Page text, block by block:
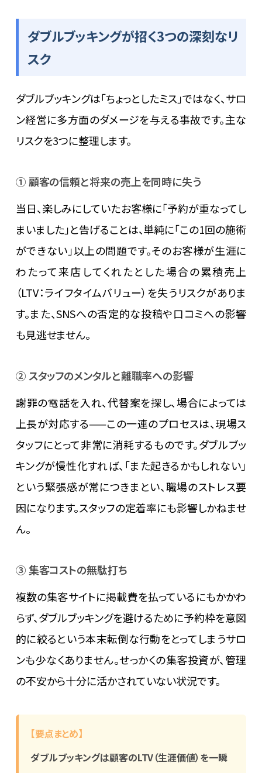
ダブルブッキングが招く3つの深刻なリ
スク
ダブルブッキングは「ちょっとしたミス」ではなく、サロ
ン経営に多方面のダメージを与える事故です。主な
リスクを3つに整理します。
① 顧客の信頼と将来の売上を同時に失う
当日、楽しみにしていたお客様に「予約が重なってし
まいました」と告げることは、単純に「この1回の施術
ができない」以上の問題です。そのお客様が生涯に
わたって来店してくれたとした場合の累積売上
（LTV：ライフタイムバリュー）を失うリスクがありま
す。また、SNSへの否定的な投稿や口コミへの影響
も見逃せません。
② スタッフのメンタルと離職率への影響
謝罪の電話を入れ、代替案を探し、場合によっては
上長が対応する——この一連のプロセスは、現場ス
タッフにとって非常に消耗するものです。ダブルブッ
キングが慢性化すれば、「また起きるかもしれない」
という緊張感が常につきまとい、職場のストレス要
因になります。スタッフの定着率にも影響しかねませ
ん。
③ 集客コストの無駄打ち
複数の集客サイトに掲載費を払っているにもかかわ
らず、ダブルブッキングを避けるために予約枠を意図
的に絞るという本末転倒な行動をとってしまうサロ
ンも少なくありません。せっかくの集客投資が、管理
の不安から十分に活かされていない状況です。
【要点まとめ】
ダブルブッキングは顧客のLTV（生涯価値）を一瞬